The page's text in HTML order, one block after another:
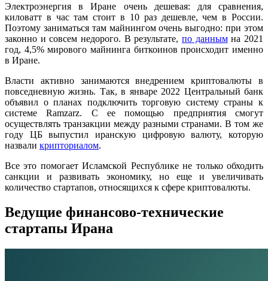
Электроэнергия в Иране очень дешевая: для сравнения,
киловатт в час там стоит в 10 раз дешевле, чем в России.
Поэтому заниматься там майнингом очень выгодно: при этом
законно и совсем недорого. В результате, по даннымна 2021
год, 4,5% мирового майнинга биткоинов происходит именно
в Иране.
Власти активно занимаются внедрением криптовалюты в
повседневную жизнь. Так, в январе 2022 Центральный банк
объявил о планах подключить торговую систему страны к
системе Ramzarz. С ее помощью предприятия смогут
осуществлять транзакции между разными странами. В том же
году ЦБ выпустил иранскую цифровую валюту, которую
назвали крипториалом.
Все это помогает Исламской Республике не только обходить
санкции и развивать экономику, но еще и увеличивать
количество стартапов, относящихся к сфере криптовалюты.
Ведущие финансово-технические
стартапы Ирана